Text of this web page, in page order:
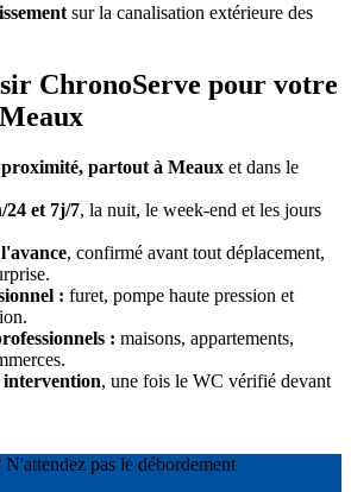
sur la canalisation extérieure des
ChronoServe pour votre
partout à Meaux et dans le
24 et 7j/7, la nuit, le week-end et les jours
, confirmé avant tout déplacement,
: furet, pompe haute pression et
: maisons, appartements,
intervention, une fois le WC vérifié devant
pas le débordement